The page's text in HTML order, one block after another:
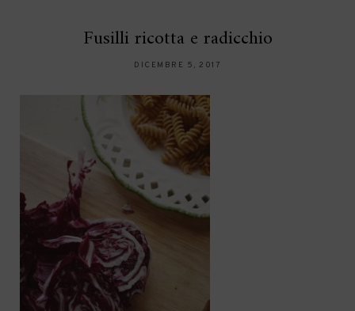
Fusilli ricotta e radicchio
DICEMBRE 5, 2017